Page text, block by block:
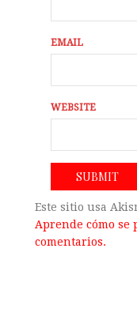
EMAIL
WEBSITE
Este sitio usa
Aprende cómo se
comentarios.